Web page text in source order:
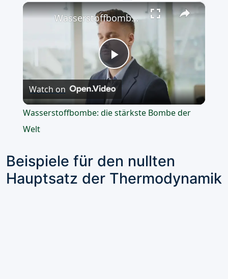
×
Play
Video
Wasserstoffbombe: die stärkste Bombe der Welt
Watch on
Wasserstoffbombe: die stärkste Bombe der
Welt
Beispiele für den nullten
Hauptsatz der Thermodynamik